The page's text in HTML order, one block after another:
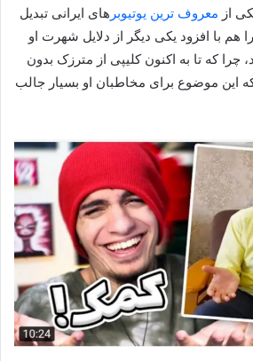
از معروف ترین یوتیوبر های ایرانی تبدیل
با افزود یکی دیگر از دلایل شهرت او
چرا که تا به اکنون کلیپی از مترزک بدون
این موضوع برای مخاطبان او بسیار جالب